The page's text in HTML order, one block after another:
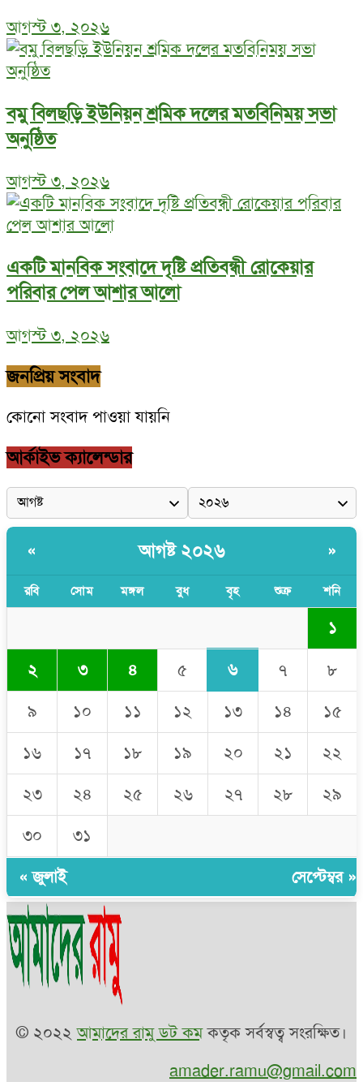
আগস্ট ৩, ২০২৬
বমু বিলছড়ি ইউনিয়ন শ্রমিক দলের মতবিনিময় সভা
অনুষ্ঠিত
আগস্ট ৩, ২০২৬
একটি মানবিক সংবাদে দৃষ্টি প্রতিবন্ধী রোকেয়ার
পরিবার পেল আশার আলো
আগস্ট ৩, ২০২৬
জনপ্রিয় সংবাদ
কোনো সংবাদ পাওয়া যায়নি
আর্কাইভ ক্যালেন্ডার
« আগষ্ট ২০২৬ »
রবি সোম মঙ্গল বুধ বৃহ শুক্র শনি
১
২ ৩ ৪ ৫ ৬ ৭ ৮
৯ ১০ ১১ ১২ ১৩ ১৪ ১৫
১৬ ১৭ ১৮ ১৯ ২০ ২১ ২২
২৩ ২৪ ২৫ ২৬ ২৭ ২৮ ২৯
৩০ ৩১
« জুলাই সেপ্টেম্বর »
© ২০২২আমাদের রামু ডট কমকতৃক সর্বস্বত্ব সংরক্ষিত।
amader.ramu@gmail.com